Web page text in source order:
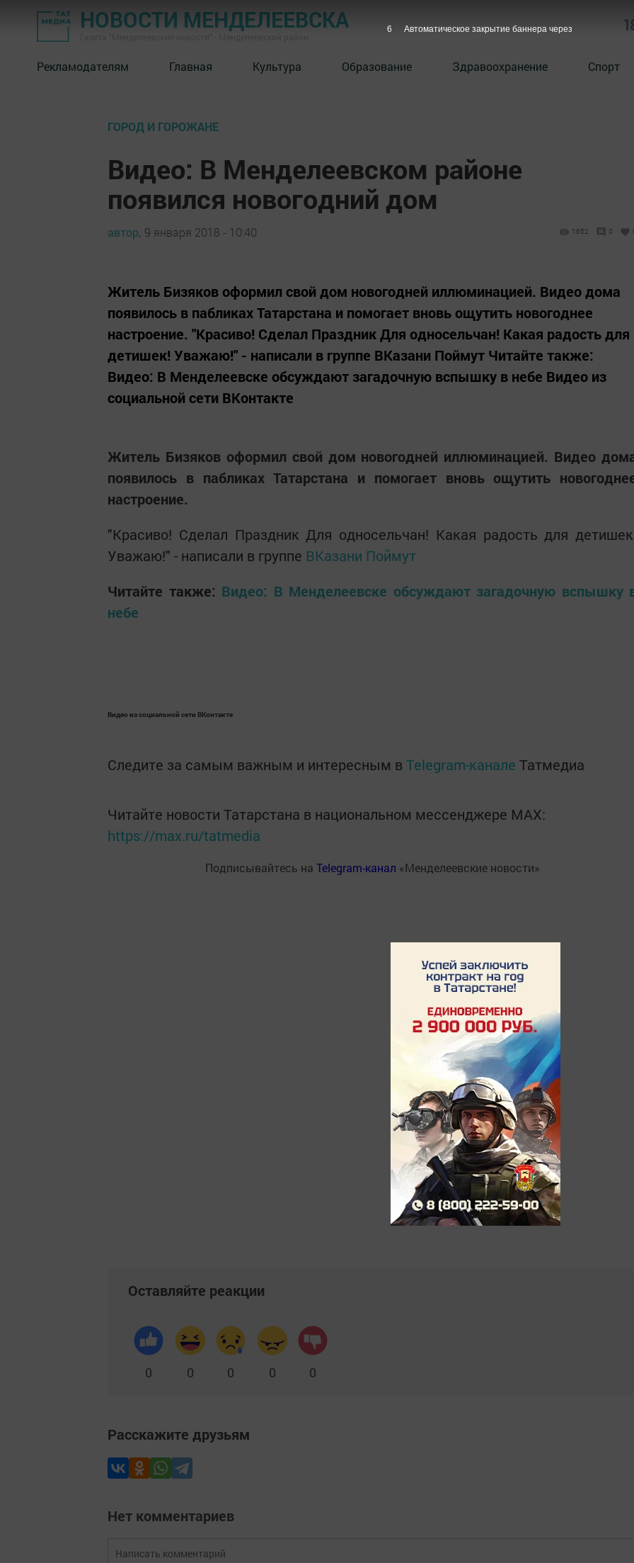
НОВОСТИ МЕНДЕЛЕЕВСКА
Рекламодателям Главная Культура Образование Здравоохранение Спорт
ГОРОД И ГОРОЖАНЕ
Видео: В Менделеевском районе
появился новогодний дом
автор, 9 января 2018 - 10:40 1652 0
Житель Бизяков оформил свой дом новогодней иллюминацией. Видео дома
появилось в пабликах Татарстана и помогает вновь ощутить новогоднее
настроение. "Красиво! Сделал Праздник Для односельчан! Какая радость для
детишек! Уважаю!" - написали в группе ВКазани Поймут Читайте также:
Видео: В Менделеевске обсуждают загадочную вспышку в небе Видео из
социальной сети ВКонтакте
Житель Бизяков оформил свой дом новогодней иллюминацией. Видео
появилось в пабликах Татарстана и помогает вновь ощутить
настроение.
"Красиво! Сделал Праздник Для односельчан! Какая радость для
Уважаю!" - написали в группе ВКазани Поймут
Читайте также: Видео: В Менделеевске обсуждают загадочную вспышку
небе
Видео из социальной сети ВКонтакте
Следите за самым важным и интересным в Telegram-канале Татмедиа
Читайте новости Татарстана в национальном мессенджере MАХ:
https://max.ru/tatmedia
Подписывайтесь на Telegram-канал «Менделеевские новости»
Оставляйте реакции
0 0 0 0 0
Расскажите друзьям
Нет комментариев
5 Автоматическое закрытие баннера через